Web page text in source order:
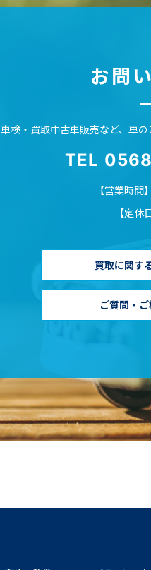
お問
車検・買取中古車販売など、 車の
TEL
【営業時
【定休
買取に関す
ご質問・